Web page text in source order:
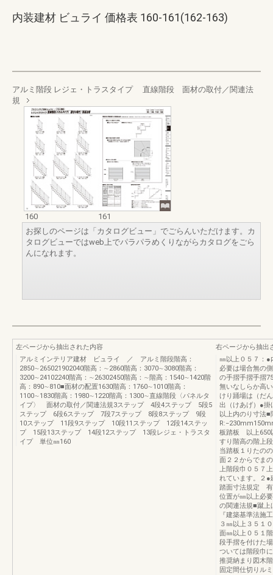
内装建材 ビュライ 価格表 160-161(162-163)
アルミ階段 レジェ・トラスタイプ 直線階段 面材の取付／関連法
規
160
161
お探しのページは「カタログビュー」でごらんいただけます。カ
タログビューではweb上でパラパラめくりながらカタログをごら
んになれます。
左ページから抽出された内容
アルミインテリア建材 ビュライ ／ アルミ階段階高：
2850∼265021902040階高：∼2860階高：3070∼3080階高：
3200∼24102240階高：∼26302450階高：∼階高：1540∼1420階
高：890∼810■面材の配置1630階高：1760∼1010階高：
1100∼1830階高：1980∼1220階高：1300∼直線階段〈パネルタ
イプ〉 面材の取付／関連法規3ステップ 4段4ステップ 5段5
ステップ 6段6ステップ 7段7ステップ 8段8ステップ 9段
10ステップ 11段9ステップ 10段11ステップ 12段14ステッ
プ 15段13ステップ 14段12ステップ 13段レジェ・トラスタ
イプ 単位㎜160
右ページから抽出
㎜以上０５７：●
必要は場合無の
の手摺手摺手摺
無いなしらか高
けり踊場は（だ
出（けあげ）●
以上内のり寸法■
板踏板 以上650
すり階高の階上
当踏板１りたの
面２２からでま
上階段巾０５７
れています。２●
踏面寸法規定 有
位置が㎜以上必
の関連法規■蹴上
『建築基準法施
３㎜以上３５１
面㎜以上０５１
段手摺を付けた
ついては階段巾
推奨納まり図木
固定間仕切りル